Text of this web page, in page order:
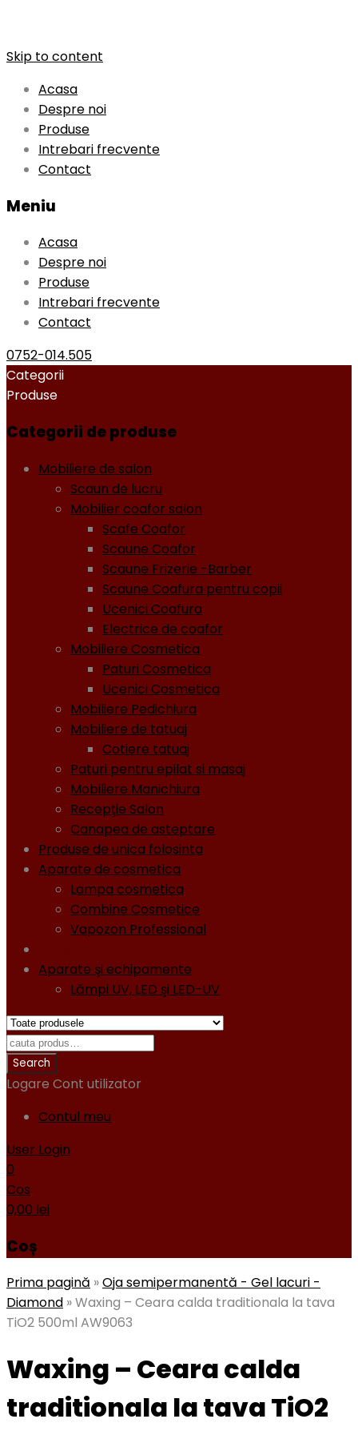
Skip to content
Acasa
Despre noi
Produse
Intrebari frecvente
Contact
Meniu
Acasa
Despre noi
Produse
Intrebari frecvente
Contact
0752-014.505
Categorii
Produse
Categorii de produse
Mobiliere de salon
Scaun de lucru
Mobilier coafor salon
Scafe Coafor
Scaune Coafor
Scaune Frizerie -Barber
Scaune Coafura pentru copii
Ucenici Coafura
Electrice de coafor
Mobiliere Cosmetica
Paturi Cosmetica
Ucenici Cosmetica
Mobiliere Pedichiura
Mobiliere de tatuaj
Cotiere tatuaj
Paturi pentru epilat si masaj
Mobiliere Manichiura
Recepţie Salon
Canapea de asteptare
Produse de unica folosinta
Aparate de cosmetica
Lampa cosmetica
Combine Cosmetice
Vapozon Professional
Aparate şi echipamente
Lămpi UV, LED şi LED-UV
Logare Cont utilizator
Contul meu
User Login
0
Cos
0,00 lei
Coș
Prima pagină »Oja semipermanentă - Gel lacuri -
Diamond »Waxing – Ceara calda traditionala la tava
TiO2 500ml AW9063
Waxing – Ceara calda
traditionala la tava TiO2